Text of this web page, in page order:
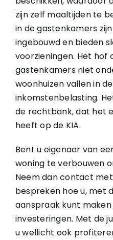
zijn zelf maaltijden te
in de gastenkamers
ingebouwd en bieden
voorzieningen. Het
gastenkamers niet
woonhuizen vallen in
inkomstenbelasting.
de rechtbank, dat het
heeft op de KIA.
Bent u eigenaar van
woning te verbouwen
Neem dan contact
bespreken hoe u, met
aanspraak kunt maken
investeringen. Met de
u wellicht ook